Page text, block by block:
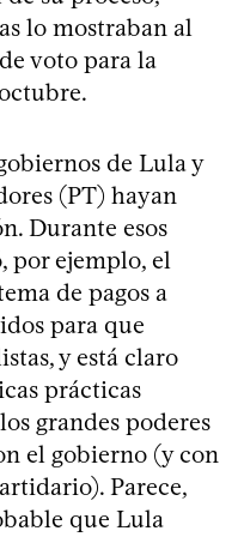
lo mostraban al
voto para la
de Lula y
(PT) hayan
Durante esos
por ejemplo, el
de pagos a
para que
y está claro
prácticas
grandes poderes
el gobierno (y con
Parece,
que Lula